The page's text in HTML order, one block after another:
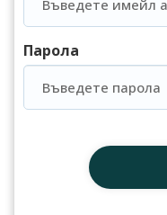
Парола